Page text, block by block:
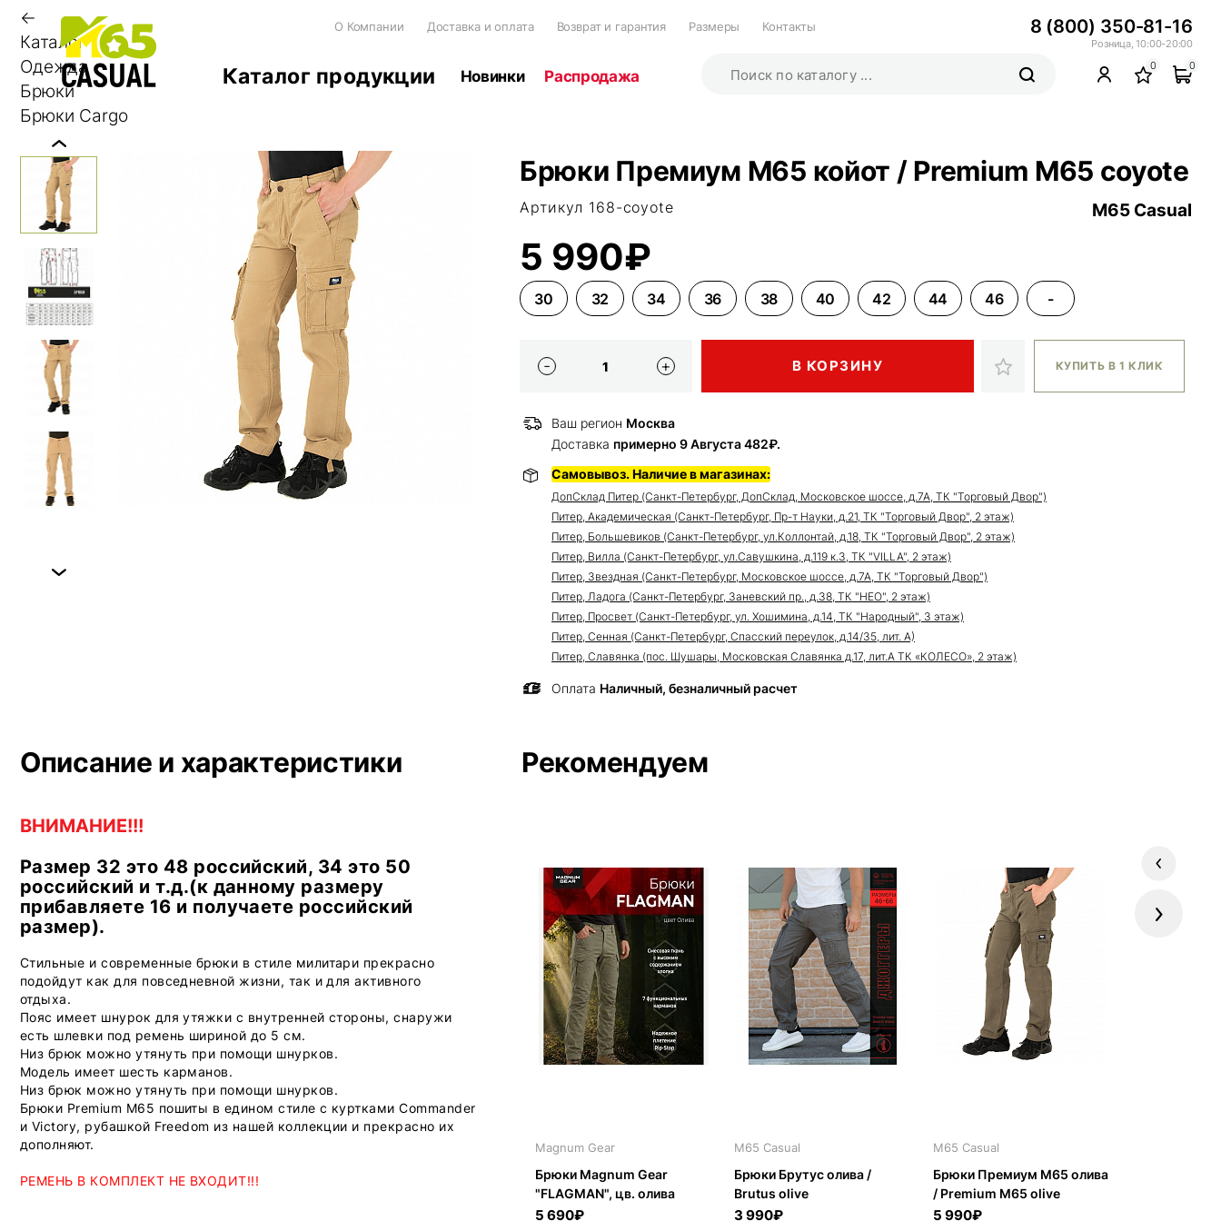
0 0
Каталог продукции Новинки Распродажа
О Компании Доставка и оплата Возврат и гарантия Размеры Контакты 8 (800) 350-81-16
Розница, 10:00-20:00
←
Каталог
Одежда
Брюки
Брюки Cargo
Previous
Next
Брюки Премиум M65 койот / Premium M65 coyote
Артикул 168-coyote M65 Casual
5 990₽
30 32 34 36 38 40 42 44 46 -
В КОРЗИНУ КУПИТЬ В 1 КЛИК
Ваш регион Москва
Доставка примерно 9 Августа 482₽.
Самовывоз. Наличие в магазинах:
ДопСклад Питер (Санкт-Петербург, ДопСклад, Московское шоссе, д.7А, ТК "Торговый Двор")
Питер, Академическая (Санкт-Петербург, Пр-т Науки, д.21, ТК "Торговый Двор", 2 этаж)
Питер, Большевиков (Санкт-Петербург, ул.Коллонтай, д.18, ТК "Торговый Двор", 2 этаж)
Питер, Вилла (Санкт-Петербург, ул.Савушкина, д.119 к.3, ТК "VILLA", 2 этаж)
Питер, Звездная (Санкт-Петербург, Московское шоссе, д.7А, ТК "Торговый Двор")
Питер, Ладога (Санкт-Петербург, Заневский пр., д.38, ТК "НЕО", 2 этаж)
Питер, Просвет (Санкт-Петербург, ул. Хошимина, д.14, ТК "Народный", 3 этаж)
Питер, Сенная (Санкт-Петербург, Спасский переулок, д.14/35, лит. А)
Питер, Славянка (пос. Шушары, Московская Славянка д.17, лит.А ТК «КОЛЕСО», 2 этаж)
Оплата Наличный, безналичный расчет
Описание и характеристики
ВНИМАНИЕ!!!
Размер 32 это 48 российский, 34 это 50
российский и т.д.(к данному размеру
прибавляете 16 и получаете российский
размер).
Стильные и современные брюки в стиле милитари прекрасно
подойдут как для повседневной жизни, так и для активного
отдыха.
Пояс имеет шнурок для утяжки с внутренней стороны, снаружи
есть шлевки под ремень шириной до 5 см.
Низ брюк можно утянуть при помощи шнурков.
Модель имеет шесть карманов.
Низ брюк можно утянуть при помощи шнурков.
Брюки Premium M65 пошиты в едином стиле с куртками Commander
и Victory, рубашкой Freedom из нашей коллекции и прекрасно их
дополняют.
РЕМЕНЬ В КОМПЛЕКТ НЕ ВХОДИТ!!!
Рекомендуем
Previous
Magnum Gear
Брюки Magnum Gear
"FLAGMAN", цв. олива
5 690₽
M65 Casual
Брюки Брутус олива /
Brutus olive
3 990₽
M65 Casual
Брюки Премиум M65 олива
/ Premium M65 olive
5 990₽
Next